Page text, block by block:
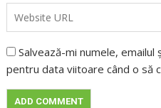
Salvează-mi numele,
pentru data viitoare când o să